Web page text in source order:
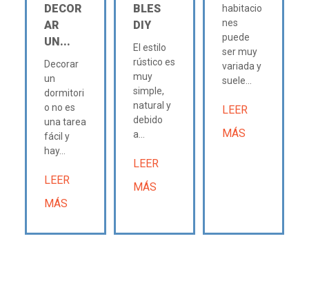
DECOR
AR
UN...
Decorar
un
dormitori
o no es
una tarea
fácil y
hay...
LEER
MÁS
BLES
DIY
El estilo
rústico es
muy
simple,
natural y
debido
a...
LEER
MÁS
habitacio
nes
puede
ser muy
variada y
suele...
LEER
MÁS